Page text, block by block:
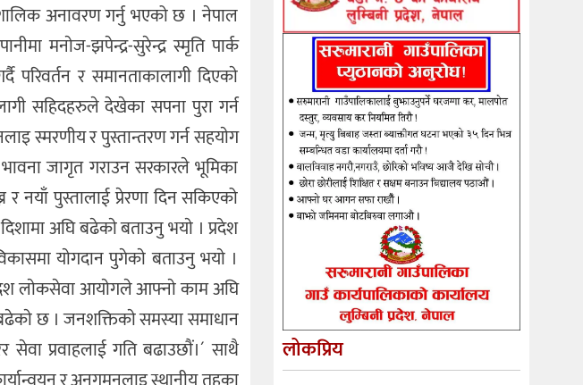
शालिक अनावरण गर्नु भएको छ । नेपाल
मनाेज-झपेन्द्र-सुरेन्द्र स्मृति पार्क
परिवर्तन र समानताकालागी दिएकाे
सहिदहरुले देखेका सपना पुरा गर्न
स्मरणीय र पुस्तान्तरण गर्न सहयाेग
जागृत गराउन सरकारले भूमिका
र नयाँ पुस्तालाई प्रेरणा दिन सकिएको
अघि बढेकाे बताउनु भयाे । प्रदेश
याेगदान पुगेकाे बताउनु भयाे ।
लाेकसेवा आयाेगले आफ्नाे काम अघि
छ । जनशक्तिकाे समस्या समाधान
प्रवाहलाई गति बढाउछाैं।´ साथै
लोकप्रिय